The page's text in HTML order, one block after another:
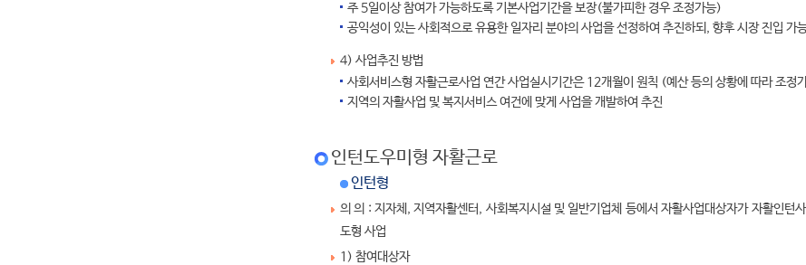
주 5일이상 참여가 가능하도록 기본사업기간을 보장(불가피한 경우 조정가능)
공익성이 있는 사회적으로 유용한 일자리 분야의 사업을 선정하여 추진하되, 향후 시장 진입 가
4) 사업추진 방법
사회서비스형 자활근로사업 연간 사업실시기간은 12개월이 원칙 (예산 등의 상황에 따라 조정
지역의 자활사업 및 복지서비스 여건에 맞게 사업을 개발하여 추진
인턴도우미형 자활근로
인턴형
의 의 : 지자체, 지역자활센터, 사회복지시설 및 일반기업체 등에서 자활사업대상자가 자활인턴
도형 사업
1) 참여대상자